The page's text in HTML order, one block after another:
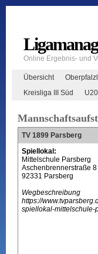
Online Ergebnis- und
Übersicht
Kreisliga III Süd
TV 1899 Parsberg
Spiellokal:
Mittelschule Parsberg
Aschenbrennerstraße 8
92331 Parsberg
Wegbeschreibung
https://
spiellokal-mittelschule-